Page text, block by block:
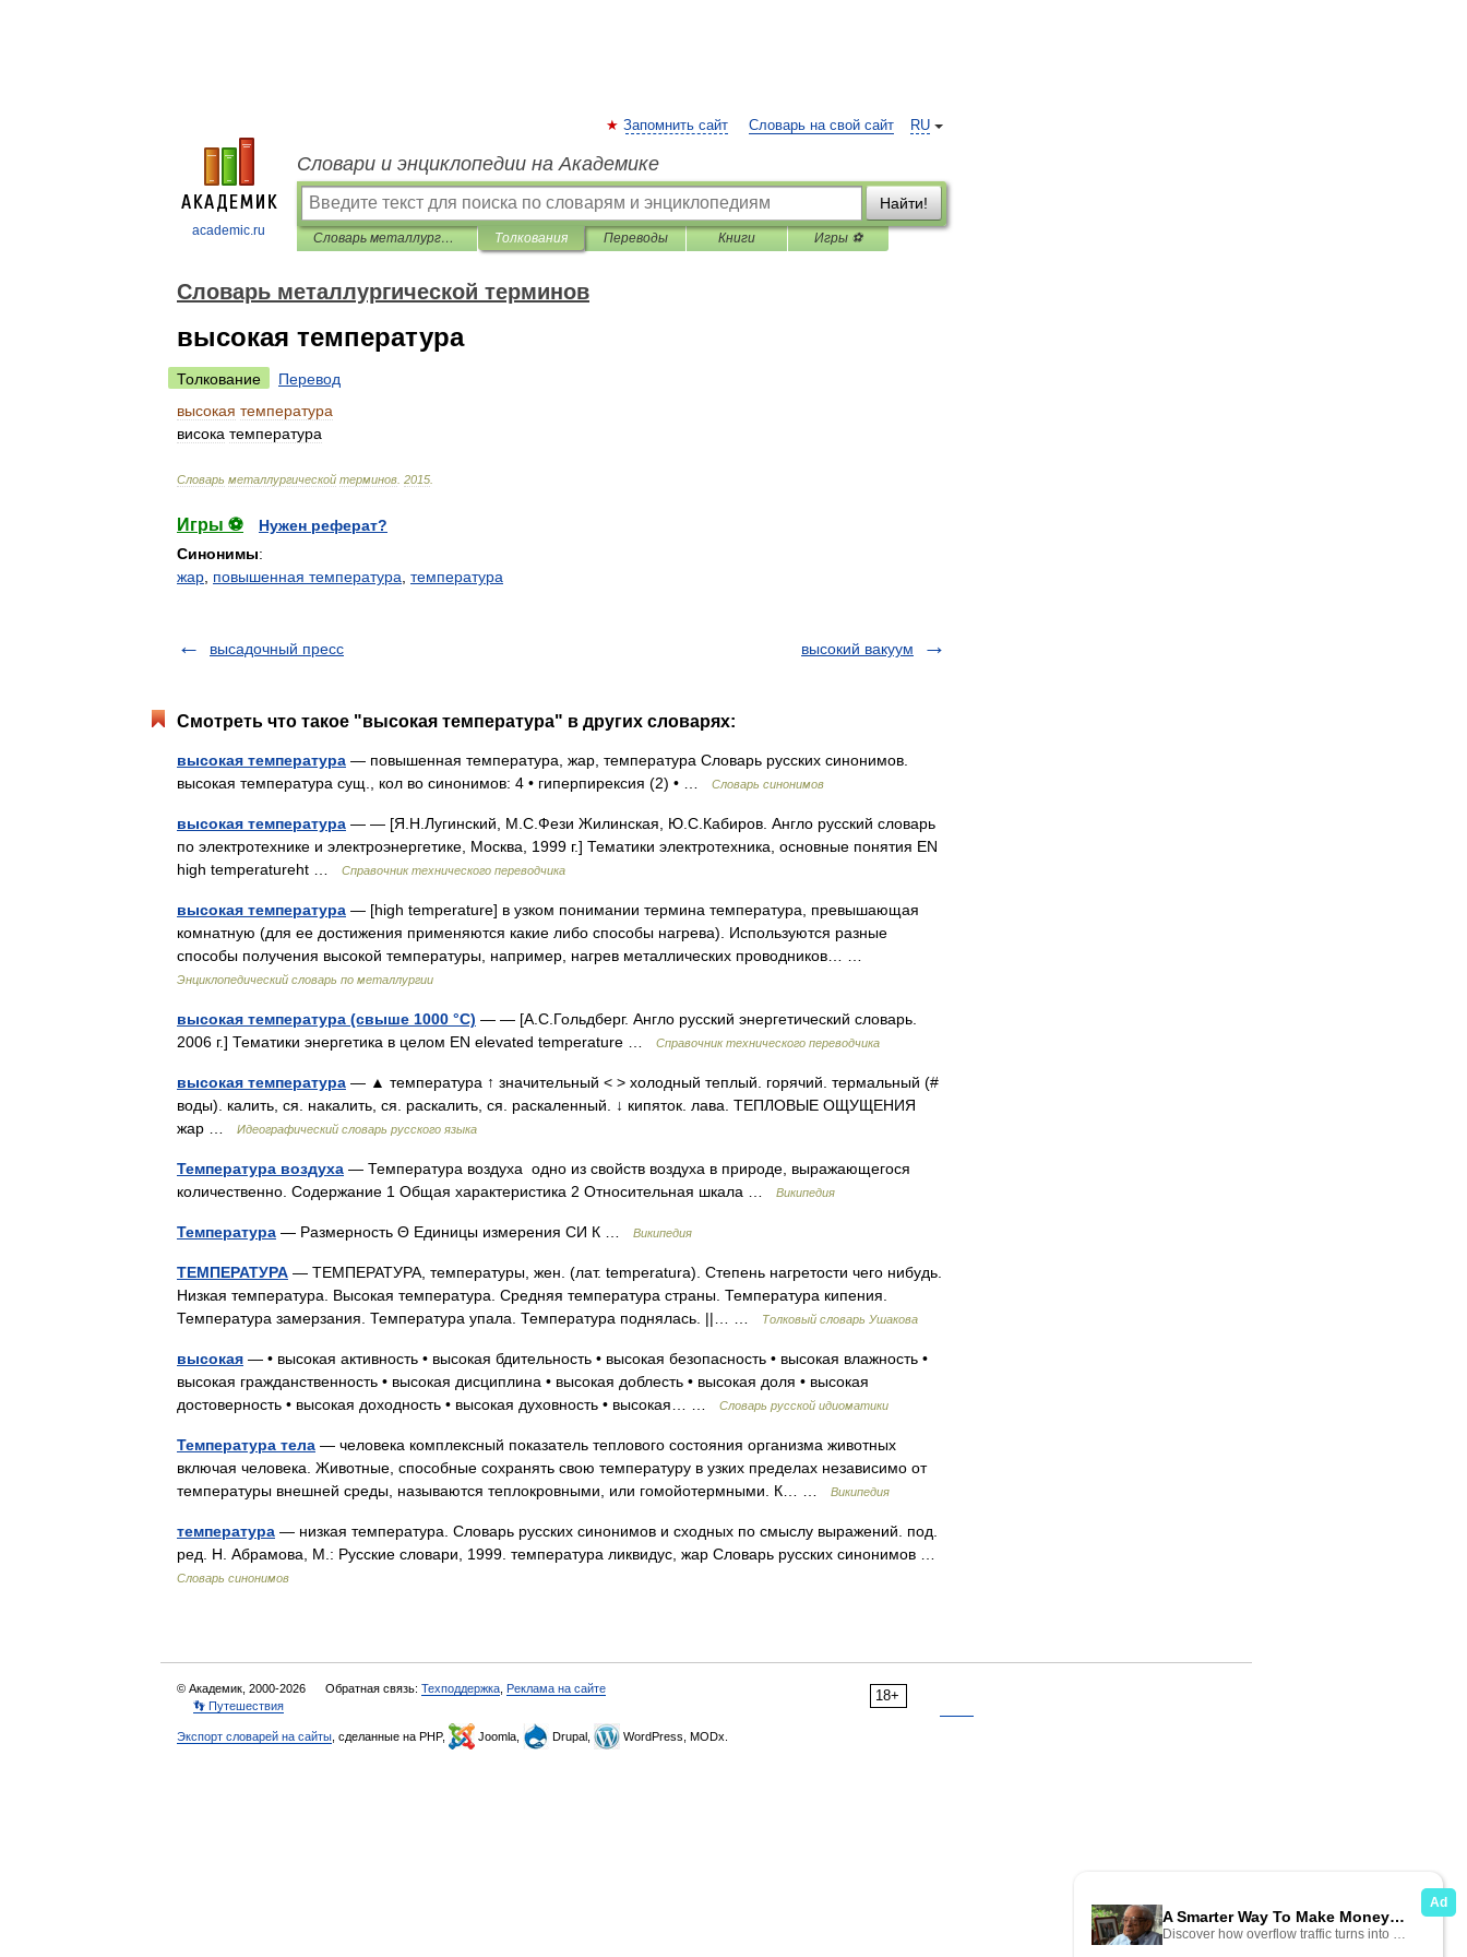
academic.ru
RU
Запомнить сайт Словарь на свой сайт
Словари и энциклопедии на Академике
Найти!
Словарь металлургической терминов Толкования Переводы Книги Игры ⚽
Словарь металлургической терминов
высокая температура
Толкование
Перевод
высокая температура
висока температура
Словарь металлургической терминов 2015
Игры ⚽
Нужен реферат?
Синонимы:
жар повышенная температура температура
высадочный пресс высокий вакуум
Смотреть что такое "высокая температура" в других словарях:
высокая температура — повышенная температура, жар, температура Словарь русских синонимов.
высокая температура сущ., кол во синонимов: 4 • гиперпирексия (2) • …
Словарь синонимов
высокая температура — — [Я.Н.Лугинский, М.С.Фези Жилинская, Ю.С.Кабиров. Англо русский словарь
по электротехнике и электроэнергетике, Москва, 1999 г.] Тематики электротехника, основные понятия EN
high temperatureht …
Справочник технического переводчика
высокая температура — [high temperature] в узком понимании термина температура, превышающая
комнатную (для ее достижения применяются какие либо способы нагрева). Используются разные
способы получения высокой температуры, например, нагрев металлических проводников… …
Энциклопедический словарь по металлургии
высокая температура (свыше 1000 °С) — — [А.С.Гольдберг. Англо русский энергетический словарь.
2006 г.] Тематики энергетика в целом EN elevated temperature …
Справочник технического переводчика
высокая температура — ▲ температура ↑ значительный < > холодный теплый. горячий. термальный (#
воды). калить, ся. накалить, ся. раскалить, ся. раскаленный. ↓ кипяток. лава. ТЕПЛОВЫЕ ОЩУЩЕНИЯ
жар …
Идеографический словарь русского языка
Температура воздуха — Температура воздуха одно из свойств воздуха в природе, выражающегося
количественно. Содержание 1 Общая характеристика 2 Относительная шкала …
Википедия
Температура — Размерность Θ Единицы измерения СИ К … Википедия
ТЕМПЕРАТУРА — ТЕМПЕРАТУРА, температуры, жен. (лат. temperatura). Степень нагретости чего нибудь.
Низкая температура. Высокая температура. Средняя температура страны. Температура кипения.
Температура замерзания. Температура упала. Температура поднялась. ||… …
Толковый словарь Ушакова
высокая — • высокая активность • высокая бдительность • высокая безопасность • высокая влажность •
высокая гражданственность • высокая дисциплина • высокая доблесть • высокая доля • высокая
достоверность • высокая доходность • высокая духовность • высокая… …
Словарь русской идиоматики
Температура тела — человека комплексный показатель теплового состояния организма животных
включая человека. Животные, способные сохранять свою температуру в узких пределах независимо от
температуры внешней среды, называются теплокровными, или гомойотермными. К… …
Википедия
температура — низкая температура. Словарь русских синонимов и сходных по смыслу выражений. под.
ред. Н. Абрамова, М.: Русские словари, 1999. температура ликвидус, жар Словарь русских синонимов …
Словарь синонимов
18+
© Академик, 2000-2026 Обратная связь: Техподдержка Реклама на сайте
👣 Путешествия
Экспорт словарей на сайты , сделанные на PHP, Joomla, Drupal, WordPress, MODx.